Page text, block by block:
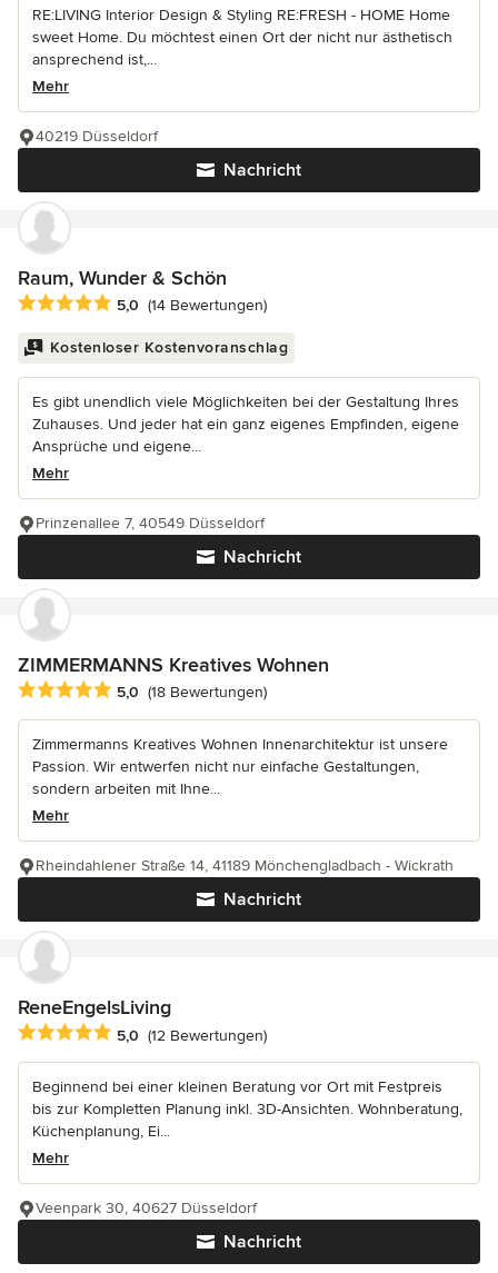
RE:LIVING Interior Design & Styling RE:FRESH - HOME Home
sweet Home. Du möchtest einen Ort der nicht nur ästhetisch
ansprechend ist,...
Mehr
Nachricht
40219 Düsseldorf
Raum, Wunder & Schön
Durchschnittliche Bewertung: 5 von 5 Sternen
5,0 (14 Bewertungen)
Kostenloser Kostenvoranschlag
Es gibt unendlich viele Möglichkeiten bei der Gestaltung Ihres
Zuhauses. Und jeder hat ein ganz eigenes Empfinden, eigene
Ansprüche und eigene...
Mehr
Nachricht
Prinzenallee 7, 40549 Düsseldorf
ZIMMERMANNS Kreatives Wohnen
Durchschnittliche Bewertung: 5 von 5 Sternen
5,0 (18 Bewertungen)
Zimmermanns Kreatives Wohnen Innenarchitektur ist unsere
Passion. Wir entwerfen nicht nur einfache Gestaltungen,
sondern arbeiten mit Ihne...
Mehr
Nachricht
Rheindahlener Straße 14, 41189 Mönchengladbach - Wickrath
ReneEngelsLiving
Durchschnittliche Bewertung: 5 von 5 Sternen
5,0 (12 Bewertungen)
Beginnend bei einer kleinen Beratung vor Ort mit Festpreis
bis zur Kompletten Planung inkl. 3D-Ansichten. Wohnberatung,
Küchenplanung, Ei...
Mehr
Nachricht
Veenpark 30, 40627 Düsseldorf